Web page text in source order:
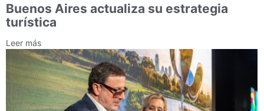
Buenos Aires actualiza su estrategia
turística
Leer más